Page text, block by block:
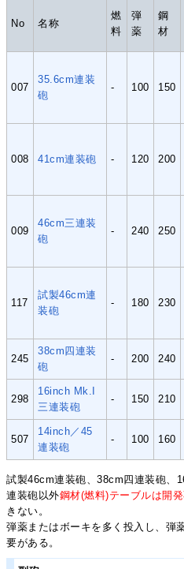
No 名称
燃
料
弾
薬
鋼
材
007
35.6cm連装
砲
- 100 150
008 41cm連装砲 - 120 200
009
46cm三連装
砲
- 240 250
117
試製46cm連
装砲
- 180 230
245
38cm四連装
砲
- 200 240
298
16inch Mk.I
三連装砲
- 150 210
507
14inch／45
連装砲
- 100 160
試製46cm連装砲、38cm四連装砲、
連装砲以外鋼材(燃料)テーブルは開
きない。
弾薬またはボーキを多く投入し、弾
要がある。